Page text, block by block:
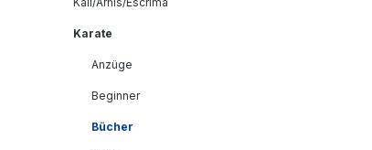
Karate
Anzüge
Beginner
Bücher